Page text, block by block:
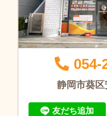
054-
静岡市葵
友だち追加